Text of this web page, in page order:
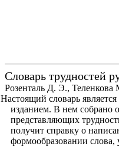
Словарь трудностей
Розенталь Д. Э.,
Настоящий словарь
изданием. В нем собрано
представляющих
получит справку о
формообразовании слова,